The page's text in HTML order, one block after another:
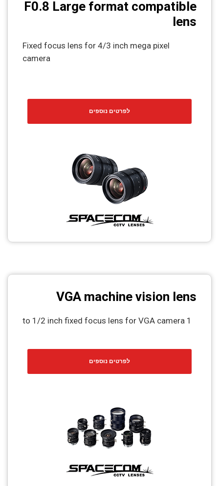
F0.8 Large format compatible
lens
Fixed focus lens for 4/3 inch mega pixel
camera
לפרטים נוספים
VGA machine vision lens
1 to 1/2 inch fixed focus lens for VGA camera
לפרטים נוספים